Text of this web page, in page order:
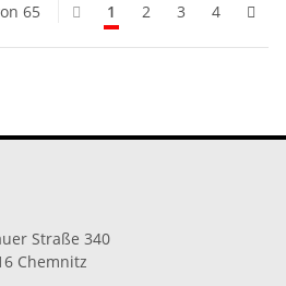
65 1 2 3 4
Straße 340
Chemnitz